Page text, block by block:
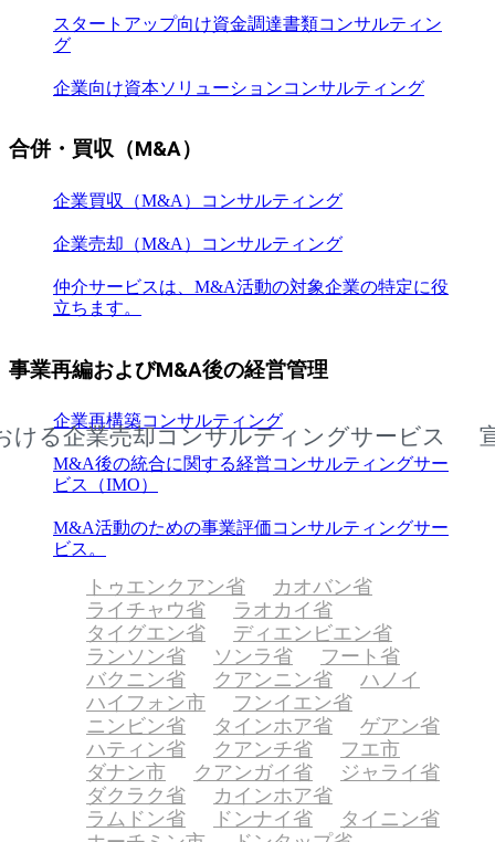
スタートアップ向け資金調達書類コンサルティン
グ
企業向け資本ソリューションコンサルティング
合併・買収（M&A）
企業買収（M&A）コンサルティング
企業売却（M&A）コンサルティング
仲介サービスは、M&A活動の対象企業の特定に役
立ちます。
事業再編およびM&A後の経営管理
企業再構築コンサルティング
M&A後の統合に関する経営コンサルティングサー
ビス（IMO）
M&A活動のための事業評価コンサルティングサー
ビス。
業売却コンサルティングサービス 宣光省
トゥエンクアン省
カオバン省
ライチャウ省
ラオカイ省
タイグエン省
ディエンビエン省
ランソン省
ソンラ省
フート省
バクニン省
クアンニン省
ハノイ
ハイフォン市
フンイエン省
ニンビン省
タインホア省
ゲアン省
ハティン省
クアンチ省
フエ市
ダナン市
クアンガイ省
ジャライ省
ダクラク省
カインホア省
ラムドン省
ドンナイ省
タイニン省